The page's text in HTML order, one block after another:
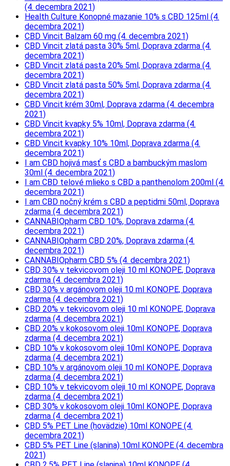
(4. decembra 2021)
Health Culture Konopné mazanie 10% s CBD 125ml (4.
decembra 2021)
CBD Vincit Balzam 60 mg (4. decembra 2021)
CBD Vincit zlatá pasta 30% 5ml, Doprava zdarma (4.
decembra 2021)
CBD Vincit zlatá pasta 20% 5ml, Doprava zdarma (4.
decembra 2021)
CBD Vincit zlatá pasta 50% 5ml, Doprava zdarma (4.
decembra 2021)
CBD Vincit krém 30ml, Doprava zdarma (4. decembra
2021)
CBD Vincit kvapky 5% 10ml, Doprava zdarma (4.
decembra 2021)
CBD Vincit kvapky 10% 10ml, Doprava zdarma (4.
decembra 2021)
I am CBD hojivá masť s CBD a bambuckým maslom
30ml (4. decembra 2021)
I am CBD telové mlieko s CBD a panthenolom 200ml (4.
decembra 2021)
I am CBD nočný krém s CBD a peptidmi 50ml, Doprava
zdarma (4. decembra 2021)
CANNABIOpharm CBD 10%, Doprava zdarma (4.
decembra 2021)
CANNABIOpharm CBD 20%, Doprava zdarma (4.
decembra 2021)
CANNABIOpharm CBD 5% (4. decembra 2021)
CBD 30% v tekvicovom oleji 10 ml KONOPE, Doprava
zdarma (4. decembra 2021)
CBD 30% v argánovom oleji 10 ml KONOPE, Doprava
zdarma (4. decembra 2021)
CBD 20% v tekvicovom oleji 10 ml KONOPE, Doprava
zdarma (4. decembra 2021)
CBD 20% v kokosovom oleji 10ml KONOPE, Doprava
zdarma (4. decembra 2021)
CBD 10% v kokosovom oleji 10ml KONOPE, Doprava
zdarma (4. decembra 2021)
CBD 10% v argánovom oleji 10 ml KONOPE, Doprava
zdarma (4. decembra 2021)
CBD 10% v tekvicovom oleji 10 ml KONOPE, Doprava
zdarma (4. decembra 2021)
CBD 30% v kokosovom oleji 10ml KONOPE, Doprava
zdarma (4. decembra 2021)
CBD 5% PET Line (hovädzie) 10ml KONOPE (4.
decembra 2021)
CBD 5% PET Line (slanina) 10ml KONOPE (4. decembra
2021)